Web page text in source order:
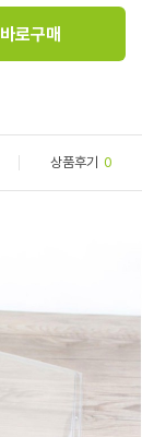
바로구매
상품후기 0